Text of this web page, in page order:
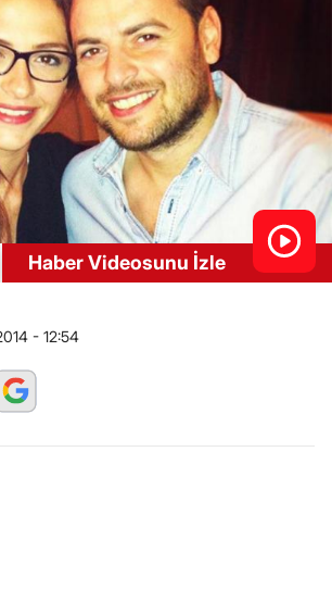
Haber Videosunu İzle
- 12:54